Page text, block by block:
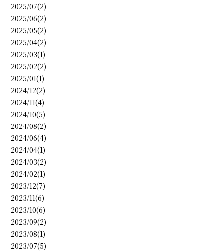
2025/07(2)
2025/06(2)
2025/05(2)
2025/04(2)
2025/03(1)
2025/02(2)
2025/01(1)
2024/12(2)
2024/11(4)
2024/10(5)
2024/08(2)
2024/06(4)
2024/04(1)
2024/03(2)
2024/02(1)
2023/12(7)
2023/11(6)
2023/10(6)
2023/09(2)
2023/08(1)
2023/07(5)